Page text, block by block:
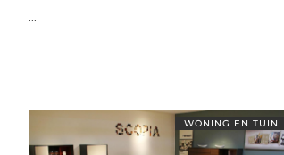
...
WONING EN TUIN